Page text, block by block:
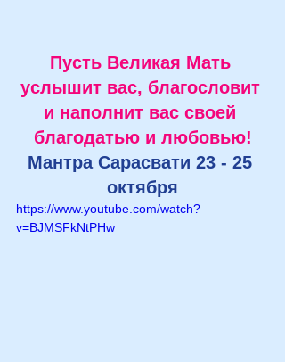
Пусть Великая Мать
услышит вас, благословит
и наполнит вас своей
благодатью и любовью!
Мантра Сарасвати 23 - 25
октября
https://www.youtube.com/watch?
v=BJMSFkNtPHw